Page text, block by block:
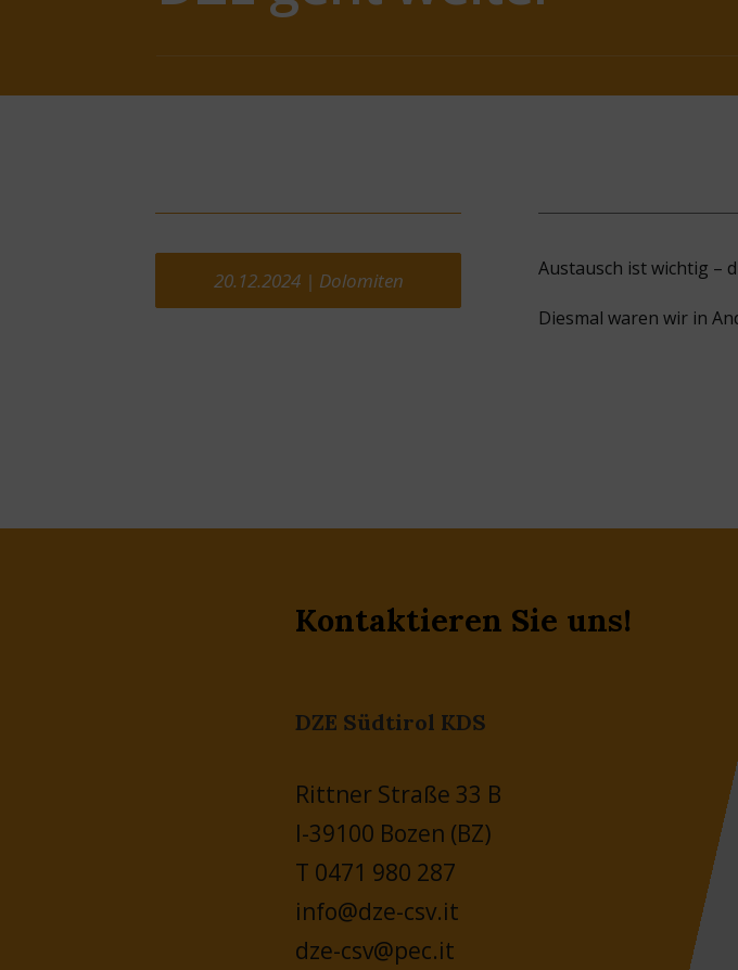
20.12.2024 | Dolomiten Austausch ist wichtig –
Diesmal waren wir in
Kontaktieren Sie uns!
DZE Südtirol KDS
Rittner Straße 33 B
I-39100 Bozen (BZ)
T 0471 980 287
info@dze-csv.it
dze-csv@pec.it